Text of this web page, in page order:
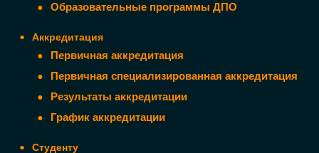
Образовательные программы ДПО
Аккредитация
Первичная аккредитация
Первичная специализированная аккредитация
Результаты аккредитации
График аккредитации
Студенту